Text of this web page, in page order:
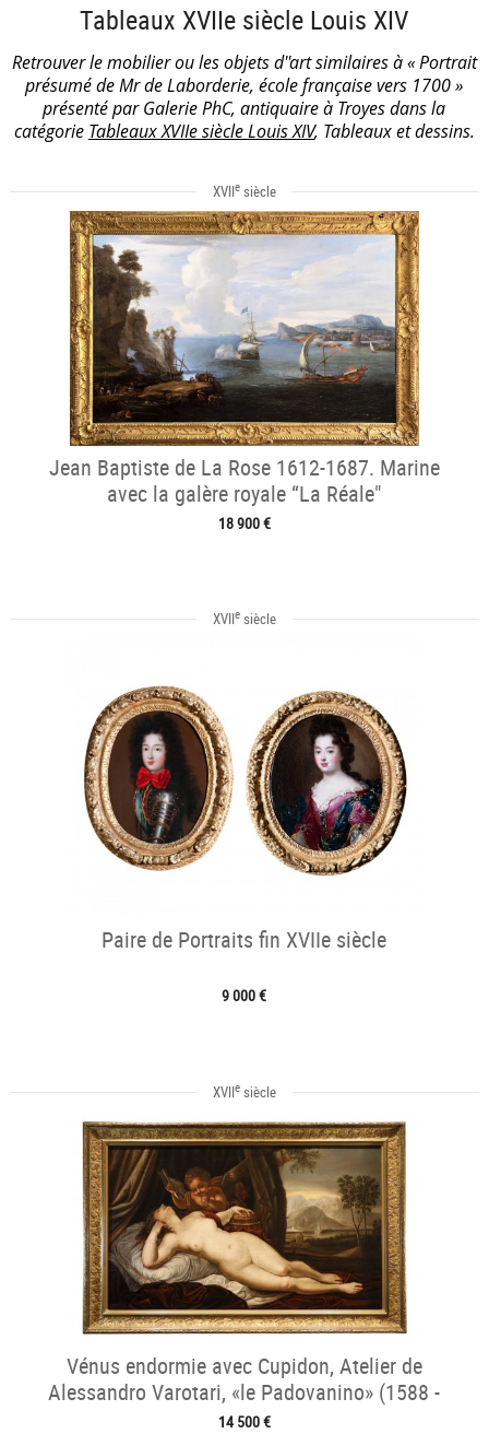
Tableaux XVIIe siècle Louis XIV
Retrouver le mobilier ou les objets d''art similaires à « Portrait
présumé de Mr de Laborderie, école française vers 1700 »
présenté par Galerie PhC, antiquaire à Troyes dans la
catégorie Tableaux XVIIe siècle Louis XIV, Tableaux et dessins.
XVIIesiècle
Jean Baptiste de La Rose 1612-1687. Marine
avec la galère royale “La Réale"
18 900 €
XVIIesiècle
Paire de Portraits fin XVIIe siècle
9 000 €
XVIIesiècle
Vénus endormie avec Cupidon, Atelier de
Alessandro Varotari, «le Padovanino» (1588 -
1649)
14 500 €